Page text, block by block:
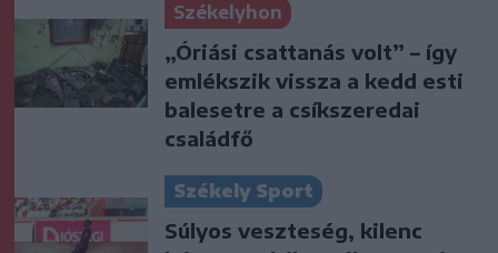
Székelyhon
„Óriási csattanás volt” – így
emlékszik vissza a kedd esti
balesetre a csíkszeredai
családfő
Székely Sport
Súlyos veszteség, kilenc